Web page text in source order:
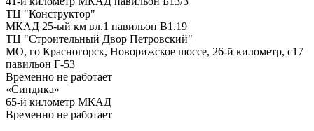
ТЦ "Конструктор"
МКАД 25-ый км вл.1 павильон В1.19
ТЦ "Строительный Двор Петровский"
МО, го Красногорск, Новорижское шоссе, 26-й километр, с17
павильон Г-53
Временно не работает
«Синдика»
65-й километр МКАД
Временно не работает